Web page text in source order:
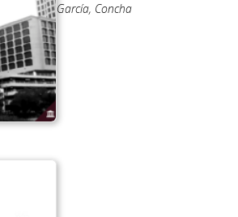
García, Concha